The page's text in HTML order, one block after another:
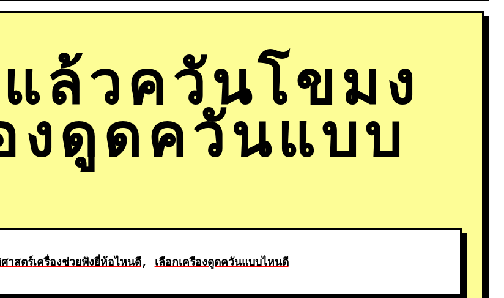
ล้วควันโขมง
งดูดควันแบบ
าสตร์เครื่องช่วยฟังยี่ห้อไหนดี, เลือกเครืองดูดควันแบบไหนดี